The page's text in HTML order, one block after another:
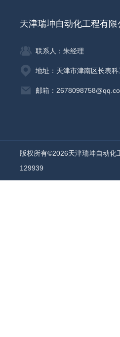
天津瑞坤自动化工程有限
联系人：朱经理
地址：天津市津南区长表
邮箱：
版权所有©2026天津瑞坤自动
129939